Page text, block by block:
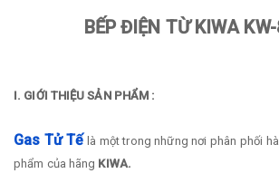
BẾP ĐIỆN TỪ KIWA
I. GIỚI THIỆU SẢN PHẨM :
Gas Tử Tế là một trong những nơi phân phối
phẩm của hãng KIWA.